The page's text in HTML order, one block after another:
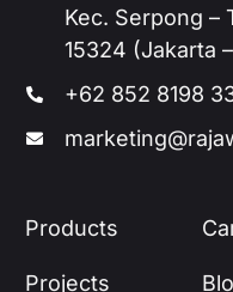
Kec. Serpong –
15324 (Jakarta
+62 852 8198
Products
Projects